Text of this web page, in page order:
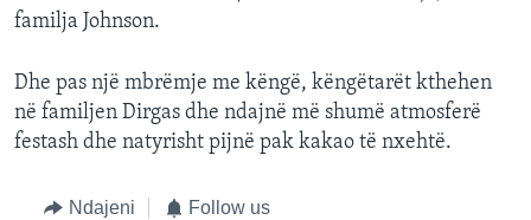
familja Johnson.
Dhe pas një mbrëmje me këngë, këngëtarët kthehen
në familjen Dirgas dhe ndajnë më shumë atmosferë
festash dhe natyrisht pijnë pak kakao të nxehtë.
Ndajeni Follow us